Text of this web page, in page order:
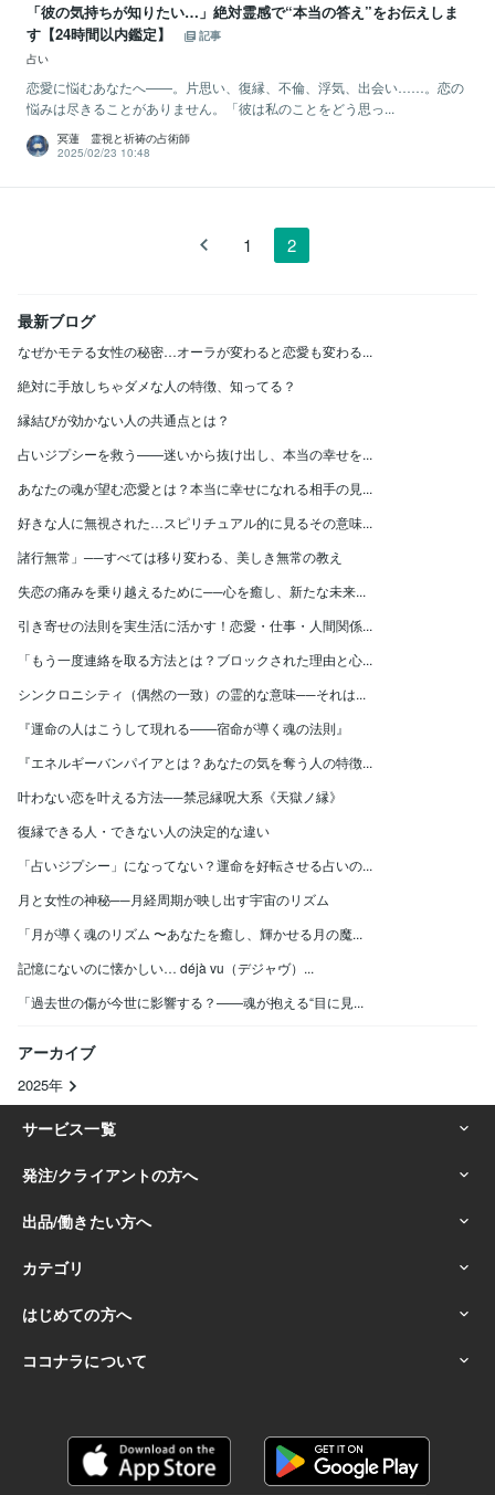
「彼の気持ちが知りたい…」絶対霊感で“本当の答え”をお伝えしま
す【24時間以内鑑定】
記事
占い
恋愛に悩むあなたへ——。片思い、復縁、不倫、浮気、出会い……。恋の
悩みは尽きることがありません。「彼は私のことをどう思っ...
冥蓮 霊視と祈祷の占術師
2025/02/23 10:48
1 2
最新ブログ
なぜかモテる女性の秘密…オーラが変わると恋愛も変わる...
絶対に手放しちゃダメな人の特徴、知ってる？
縁結びが効かない人の共通点とは？
占いジプシーを救う——迷いから抜け出し、本当の幸せを...
あなたの魂が望む恋愛とは？本当に幸せになれる相手の見...
好きな人に無視された…スピリチュアル的に見るその意味...
諸行無常」──すべては移り変わる、美しき無常の教え
失恋の痛みを乗り越えるために──心を癒し、新たな未来...
引き寄せの法則を実生活に活かす！恋愛・仕事・人間関係...
「もう一度連絡を取る方法とは？ブロックされた理由と心...
シンクロニシティ（偶然の一致）の霊的な意味──それは...
『運命の人はこうして現れる——宿命が導く魂の法則』
『エネルギーバンパイアとは？あなたの気を奪う人の特徴...
叶わない恋を叶える方法──禁忌縁呪大系《天獄ノ縁》
復縁できる人・できない人の決定的な違い
「占いジプシー」になってない？運命を好転させる占いの...
月と女性の神秘──月経周期が映し出す宇宙のリズム
「月が導く魂のリズム 〜あなたを癒し、輝かせる月の魔...
記憶にないのに懐かしい… déjà vu（デジャヴ）...
「過去世の傷が今世に影響する？——魂が抱える“目に見...
アーカイブ
2025年